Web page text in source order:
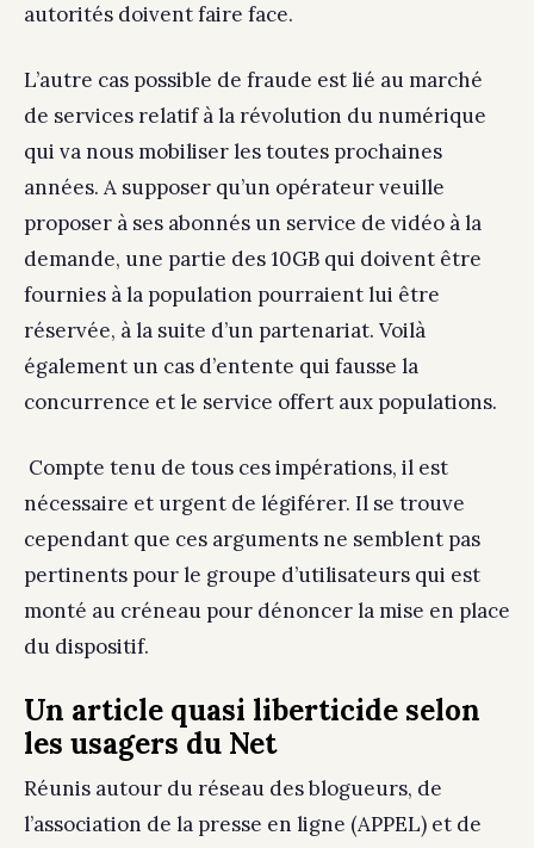
autorités doivent faire face.
L’autre cas possible de fraude est lié au marché
de services relatif à la révolution du numérique
qui va nous mobiliser les toutes prochaines
années. A supposer qu’un opérateur veuille
proposer à ses abonnés un service de vidéo à la
demande, une partie des 10GB qui doivent être
fournies à la population pourraient lui être
réservée, à la suite d’un partenariat. Voilà
également un cas d’entente qui fausse la
concurrence et le service offert aux populations.
Compte tenu de tous ces impérations, il est
nécessaire et urgent de légiférer. Il se trouve
cependant que ces arguments ne semblent pas
pertinents pour le groupe d’utilisateurs qui est
monté au créneau pour dénoncer la mise en place
du dispositif.
Un article quasi liberticide selon
les usagers du Net
Réunis autour du réseau des blogueurs, de
l’association de la presse en ligne (APPEL) et de